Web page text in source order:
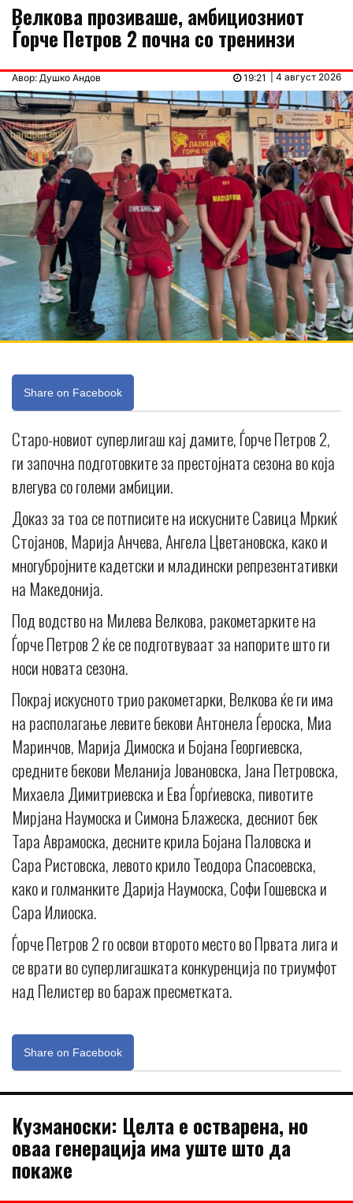
Велкова прозивашe, амбициозниот
Ѓорче Петров 2 почна со тренинзи
Авор: Душко Андов | 4 август 2026
19:21
Share on Facebook
Старо-новиот суперлигаш кај дамите, Ѓорче Петров 2,
ги започна подготовките за престојната сезона во која
влегува со големи амбиции.
Доказ за тоа се потписите на искусните Савица Мркиќ
Стојанов, Марија Анчева, Ангела Цветановска, како и
многубројните кадетски и младински репрезентативки
на Македонија.
Под водство на Милева Велкова, ракометарките на
Ѓорче Петров 2 ќе се подготвуваат за напорите што ги
носи новата сезона.
Покрај искусното трио ракометарки, Велкова ќе ги има
на располагање левите бекови Антонела Ѓероска, Миа
Маринчов, Марија Димоска и Бојана Георгиевска,
средните бекови Меланија Јовановска, Jана Петровска,
Михаела Димитриевска и Ева Ѓорѓиевска, пивотите
Мирјана Наумоска и Симона Блажеска, десниот бек
Тара Аврамоска, десните крила Бојана Паловска и
Сара Ристовска, левото крило Теодора Спасоевска,
како и голманките Дарија Наумоска, Софи Гошевска и
Сара Илиоска.
Ѓорче Петров 2 го освои второто место во Првата лига и
се врати во суперлигашката конкуренција по триумфот
над Пелистер во бараж пресметката.
Share on Facebook
Кузманоски: Целта е остварена, но
оваа генерација има уште што да
покаже